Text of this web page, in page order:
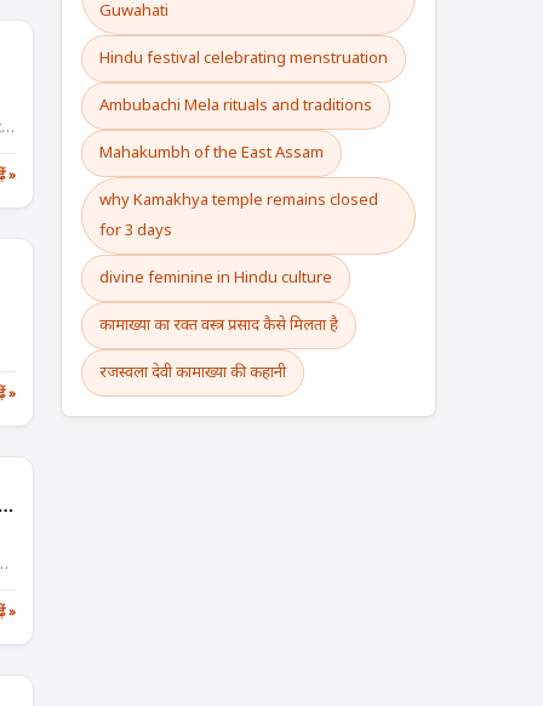
»
»
»
Guwahati
Hindu festival celebrating menstruation
Ambubachi Mela rituals and traditions
Mahakumbh of the East Assam
why Kamakhya temple remains closed
for 3 days
divine feminine in Hindu culture
कामाख्या का रक्त वस्त्र प्रसाद कैसे मिलता है
रजस्वला देवी कामाख्या की कहानी